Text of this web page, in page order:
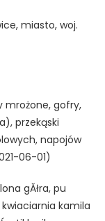
miasto, woj.
mrożone, gofry,
przekąski
napojów
06-01)
gĂłra, pu
kamila